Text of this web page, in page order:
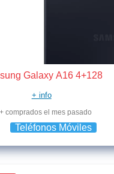
Galaxy A16 4+128
+ info
comprados el mes pasado
Teléfonos Móviles